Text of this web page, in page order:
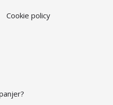
Cookie policy